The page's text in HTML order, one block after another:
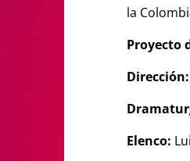
la
Proyecto
Dirección:
Elenco: